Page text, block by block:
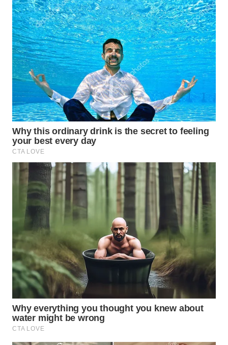
TOBA
WN
NIAS
WN
LANGKAT
WN
TAPANULI
SELATAN
WN
TANJUNG
LESUNG
WN
KARO
SIMALUNGUN
WN
LABUHANBATU
WN
TAPANULI